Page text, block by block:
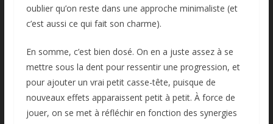
oublier qu’on reste dans une approche minimaliste (et
c’est aussi ce qui fait son charme).
En somme, c’est bien dosé. On en a juste assez à se
mettre sous la dent pour ressentir une progression, et
pour ajouter un vrai petit casse-tête, puisque de
nouveaux effets apparaissent petit à petit. À force de
jouer, on se met à réfléchir en fonction des synergies